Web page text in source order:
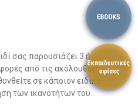
σας παρουσιάζει 3 ή
από τις ακόλουθες,
σε κάποιον ειδικό
των ικανοτήτων του.